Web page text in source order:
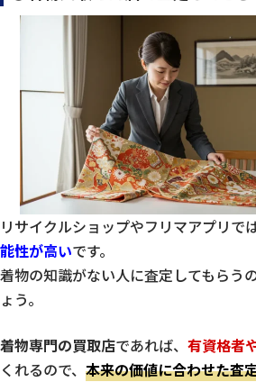
リサイクルショップやフリマアプリで
能性が高いです。
着物の知識がない人に査定してもらう
ょう。
着物専門の買取店であれば、 有資格者
くれるので、 本来の価値に合わせた査